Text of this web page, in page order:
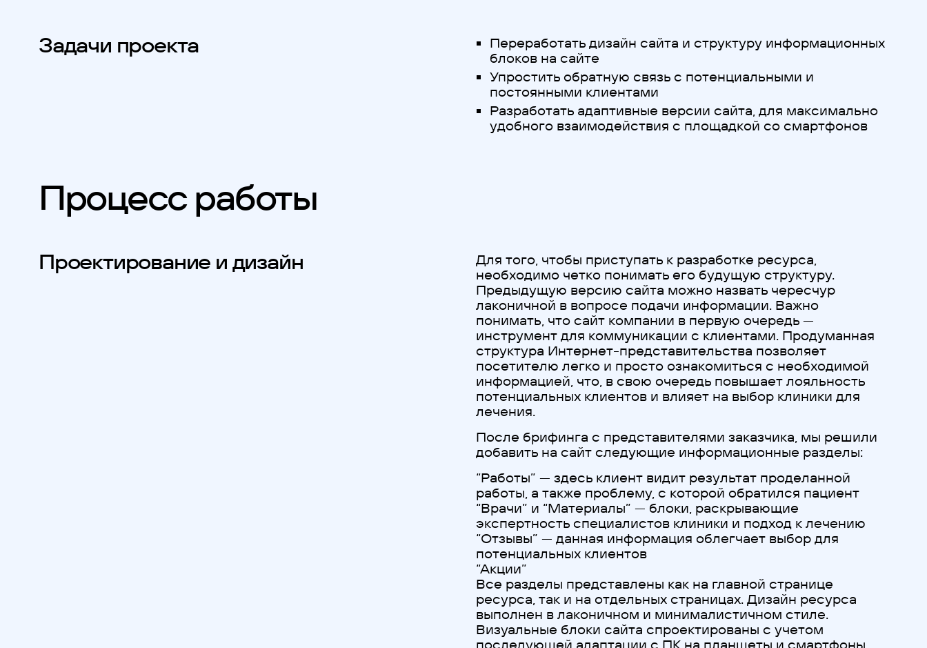
Задачи проекта
Переработать дизайн сайта и структуру информационных
блоков на сайте
Упростить обратную связь с потенциальными и
постоянными клиентами
Разработать адаптивные версии сайта, для максимально
удобного взаимодействия с площадкой со смартфонов
Процесс работы
Проектирование и дизайн
Для того, чтобы приступать к разработке ресурса,
необходимо четко понимать его будущую структуру.
Предыдущую версию сайта можно назвать чересчур
лаконичной в вопросе подачи информации. Важно
понимать, что сайт компании в первую очередь —
инструмент для коммуникации с клиентами. Продуманная
структура Интернет-представительства позволяет
посетителю легко и просто ознакомиться с необходимой
информацией, что, в свою очередь повышает лояльность
потенциальных клиентов и влияет на выбор клиники для
лечения.
После брифинга с представителями заказчика, мы решили
добавить на сайт следующие информационные разделы:
“Работы” — здесь клиент видит результат проделанной
работы, а также проблему, с которой обратился пациент
“Врачи” и “Материалы” — блоки, раскрывающие
экспертность специалистов клиники и подход к лечению
“Отзывы” — данная информация облегчает выбор для
потенциальных клиентов
“Акции”
Все разделы представлены как на главной странице
ресурса, так и на отдельных страницах. Дизайн ресурса
выполнен в лаконичном и минималистичном стиле.
Визуальные блоки сайта спроектированы с учетом